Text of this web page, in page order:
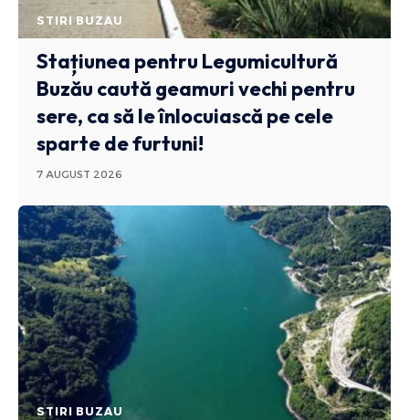
STIRI BUZAU
Stațiunea pentru Legumicultură
Buzău caută geamuri vechi pentru
sere, ca să le înlocuiască pe cele
sparte de furtuni!
7 AUGUST 2026
STIRI BUZAU